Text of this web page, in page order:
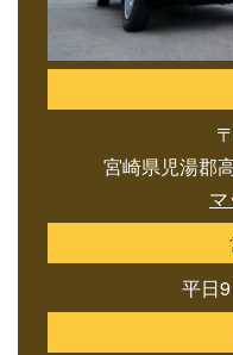
宮崎県児湯郡
平日